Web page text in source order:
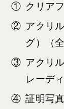
① クリア
② アクリ
グ）（
③ アクリ
レーデ
④ 証明写